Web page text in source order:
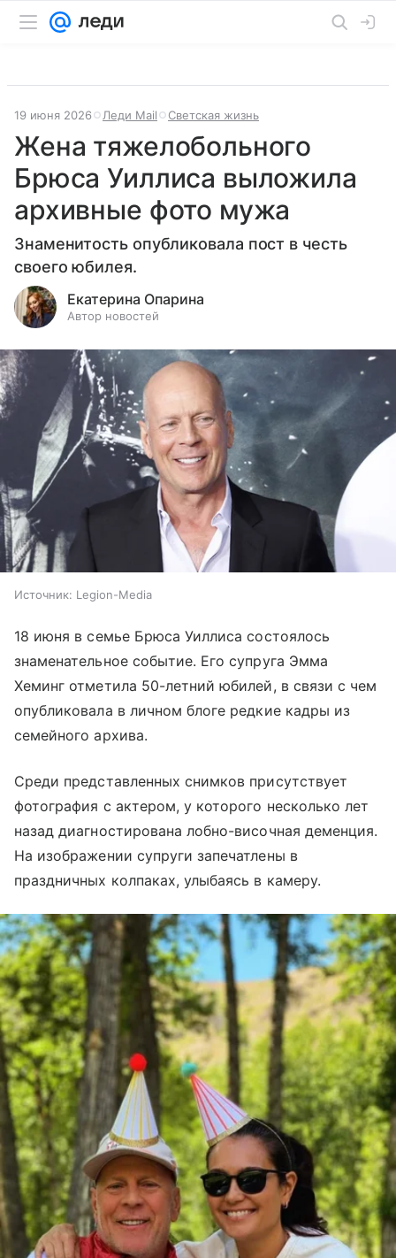
19 июня 2026 Леди Mail Светская жизнь
Жена тяжелобольного
Брюса Уиллиса выложила
архивные фото мужа
Знаменитость опубликовала пост в честь
своего юбилея.
Екатерина Опарина
Автор новостей
Источник: Legion-Media
18 июня в семье Брюса Уиллиса состоялось
знаменательное событие. Его супруга Эмма
Хеминг отметила 50-летний юбилей, в связи с чем
опубликовала в личном блоге редкие кадры из
семейного архива.
Среди представленных снимков присутствует
фотография с актером, у которого несколько лет
назад диагностирована лобно-височная деменция.
На изображении супруги запечатлены в
праздничных колпаках, улыбаясь в камеру.